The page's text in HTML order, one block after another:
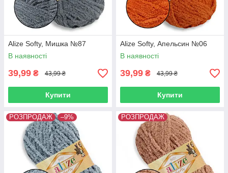
Alize Softy, Мишка №87
В наявності
39,99 ₴ 43,99 ₴
Купити
Alize Softy, Апельсин №06
В наявності
39,99 ₴ 43,99 ₴
Купити
РОЗПРОДАЖ –9% РОЗПРОДАЖ